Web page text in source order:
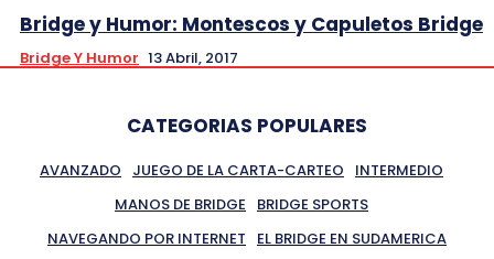
Bridge y Humor: Montescos y Capuletos Bridge
Bridge Y Humor 13 Abril, 2017
CATEGORIAS POPULARES
AVANZADO JUEGO DE LA CARTA-CARTEO
INTERMEDIO
MANOS DE BRIDGE
BRIDGE SPORTS
NAVEGANDO POR INTERNET
EL BRIDGE EN SUDAMERICA